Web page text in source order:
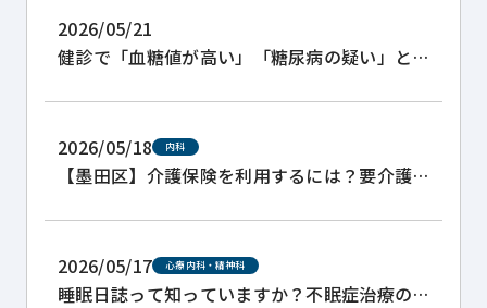
2026/05/21
健診で「血糖値が高い」「糖尿病の疑い」と
2026/05/18 内科
【墨田区】介護保険を利用するには？要介護
2026/05/17 心療内科・精神科
睡眠日誌って知っていますか？不眠症治療の